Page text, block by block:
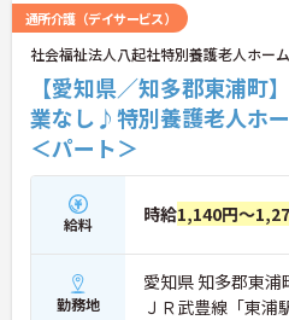
通所介護（デイサービス）
社会福祉法人八起社特別養護老人ホー
【愛知県／知多郡東浦町
業なし♪特別養護老人ホ
＜パート＞
給料 時給1,140円～
勤務地
愛知県 知多郡東
ＪＲ武豊線「東浦